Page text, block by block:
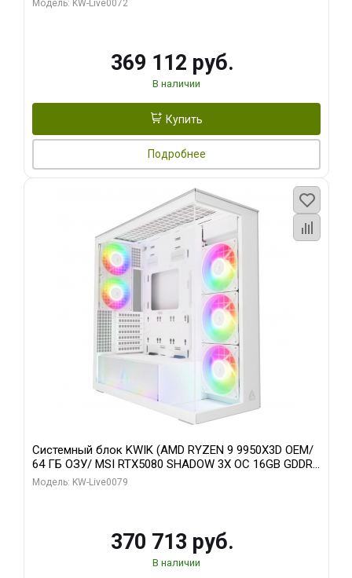
Модель: KW-Live0072
369 112 руб.
В наличии
Купить
Подробнее
Системный блок KWIK (AMD RYZEN 9 9950X3D OEM/
64 ГБ ОЗУ/ MSI RTX5080 SHADOW 3X OC 16GB GDDR7
256bit 3xDP HDMI/ 960 ГБ SSD)
Модель: KW-Live0079
370 713 руб.
В наличии